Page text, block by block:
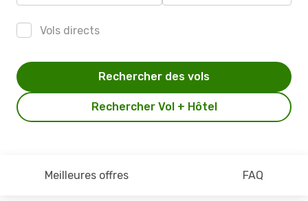
Vols directs
Rechercher Vol + Hôtel
Rechercher des vols
Meilleures offres FAQ